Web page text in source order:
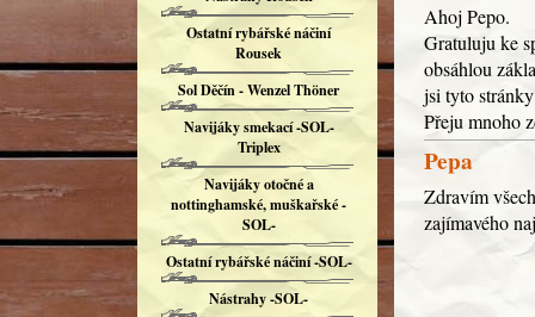
Ahoj Pepo.
Gratuluju ke
obsáhlou
jsi tyto
Přeju mnoho
Pepa
Zdravím
zajímavého
Ostatní rybářské náčiní
Rousek
Sol Děčín - Wenzel Thöner
Navijáky smekací -SOL-
Triplex
Navijáky otočné a
nottinghamské, muškařské -
SOL-
Ostatní rybářské náčiní -SOL-
Nástrahy -SOL-